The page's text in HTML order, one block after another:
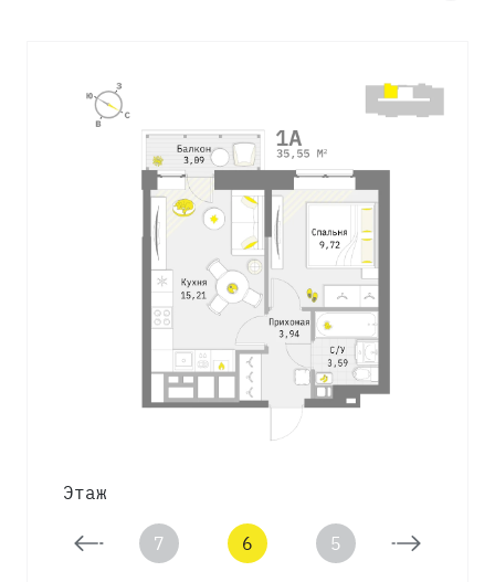
Этаж
8 7 6 5 4